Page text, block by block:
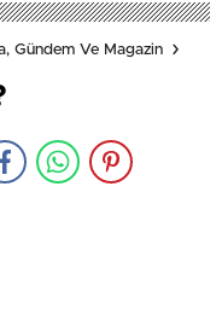
Gündem Ve Magazin